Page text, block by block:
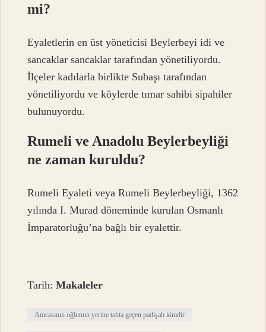
mi?
Eyaletlerin en üst yöneticisi Beylerbeyi idi ve
sancaklar sancaklar tarafından yönetiliyordu.
İlçeler kadılarla birlikte Subaşı tarafından
yönetiliyordu ve köylerde tımar sahibi sipahiler
bulunuyordu.
Rumeli ve Anadolu Beylerbeyliği
ne zaman kuruldu?
Rumeli Eyaleti veya Rumeli Beylerbeyliği, 1362
yılında I. Murad döneminde kurulan Osmanlı
İmparatorluğu’na bağlı bir eyalettir.
Tarih:Makaleler
Amcasının oğlunun yerine tahta geçen padişah kimdir